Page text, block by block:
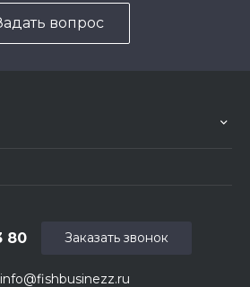
вопрос
info@fishbusinezz.ru
80 Заказать звонок